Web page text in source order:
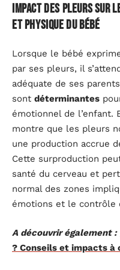
Impact des pleurs sur
et physique du bébé
Lorsque le bébé
par ses pleurs, il
adéquate de ses
sont déterminantes
émotionnel de l’enfant.
montre que les pleurs
une production accrue
Cette surproduction
santé du cerveau et
normal des zones
émotions et le contrôle
A découvrir également :
? Conseils et impacts à